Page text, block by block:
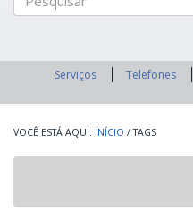
Serviços Telefones
INÍCIO / TAGS